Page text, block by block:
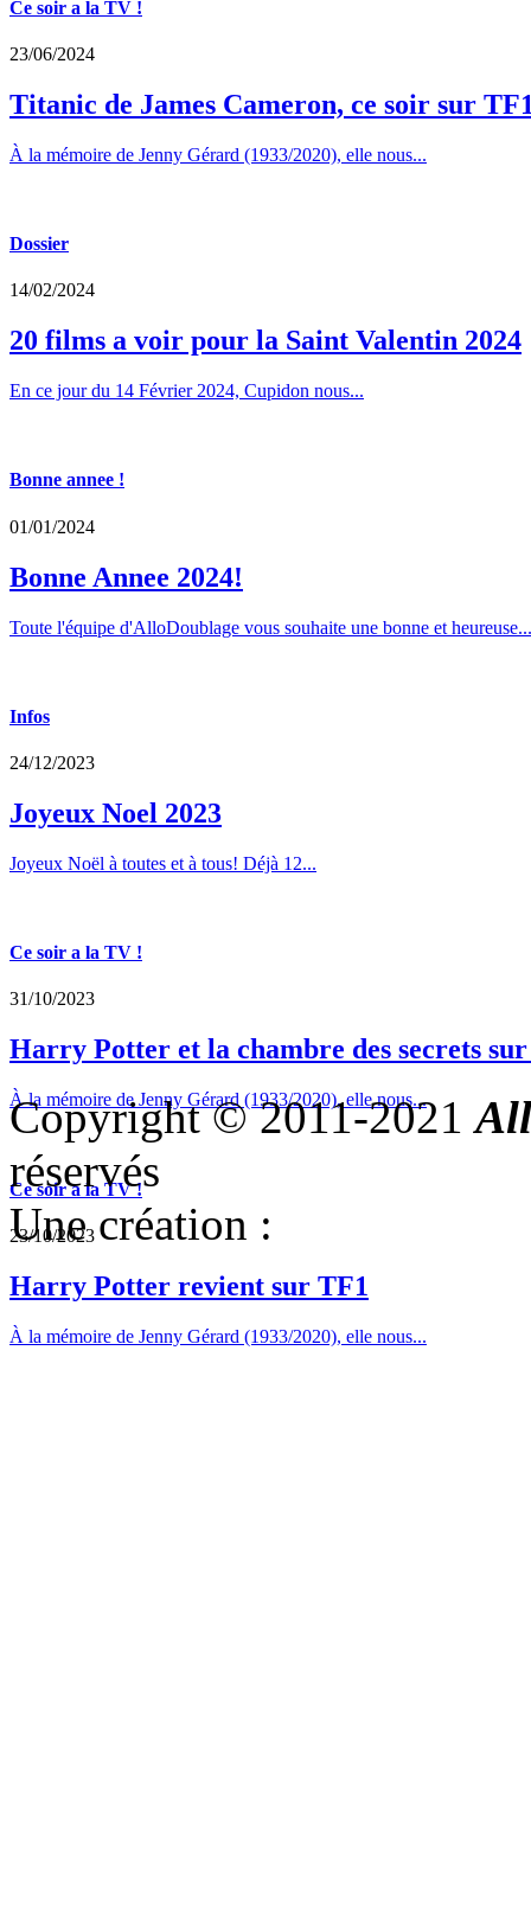
Ce soir a la TV !
23/06/2024
Titanic de James Cameron, ce soir sur
À la mémoire de Jenny Gérard (1933/2020), elle nous...
Dossier
14/02/2024
20 films a voir pour la Saint Valentin 2024
En ce jour du 14 Février 2024, Cupidon nous...
Bonne annee !
01/01/2024
Bonne Annee 2024!
Toute l'équipe d'AlloDoublage vous souhaite une bonne et heureuse...
Infos
24/12/2023
Joyeux Noel 2023
Joyeux Noël à toutes et à tous! Déjà 12...
Ce soir a la TV !
31/10/2023
Harry Potter et la chambre des secrets
À la mémoire de Jenny Gérard (1933/2020), elle nous...
Ce soir a la TV !
23/10/2023
Harry Potter revient sur TF1
À la mémoire de Jenny Gérard (1933/2020), elle nous...
Copyright © 2011-2021
réservés
Une création :